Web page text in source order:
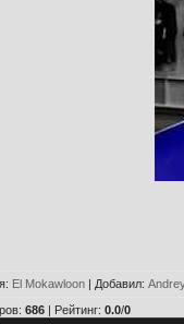
: El Mokawloon | Добавил:
: 686 | Рейтинг: 0.0/0